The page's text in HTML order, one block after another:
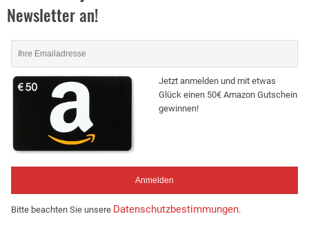
Newsletter an!
Jetzt anmelden und mit etwas
Glück einen 50€ Amazon Gutschein
gewinnen!
Bitte beachten Sie unsere Datenschutzbestimmungen.